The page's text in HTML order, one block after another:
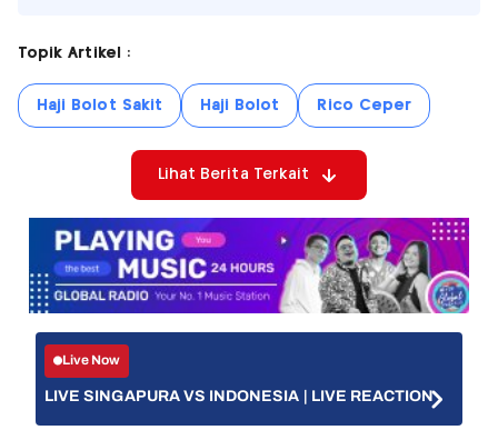
Topik Artikel :
Haji Bolot Sakit Haji Bolot Rico Ceper
Lihat Berita Terkait
Live Now
LIVE SINGAPURA VS INDONESIA | LIVE REACTION